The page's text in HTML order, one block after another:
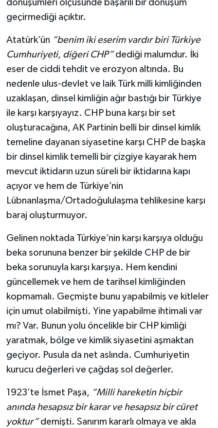
dönüşümleri ölçüsünde başarılı bir dönüşüm
geçirmediği açıktır.
Atatürk’ün “benim iki eserim vardır biri Türkiye
Cumhuriyeti, diğeri CHP” dediği malumdur. İki
eser de ciddi tehdit ve erozyon altında. Bu
nedenle ulus-devlet ve laik Türk milli kimliğinden
uzaklaşan, dinsel kimliğin ağır bastığı bir Türkiye
ile karşı karşıyayız. CHP buna karşı bir set
oluşturacağına, AK Partinin belli bir dinsel kimlik
temeline dayanan siyasetine karşı CHP de başka
bir dinsel kimlik temelli bir çizgiye kayarak hem
mevcut iktidarın uzun süreli bir iktidarına kapı
açıyor ve hem de Türkiye’nin
Lübnanlaşma/Ortadoğululaşma tehlikesine karşı
baraj oluşturmuyor.
Gelinen noktada Türkiye’nin karşı karşıya olduğu
beka sorununa benzer bir şekilde CHP de bir
beka sorunuyla karşı karşıya. Hem kendini
güncellemek ve hem de tarihsel kimliğinden
kopmamalı. Geçmişte bunu yapabilmiş ve kitleler
için umut olabilmişti. Yine yapabilme ihtimali var
mı? Var. Bunun yolu öncelikle bir CHP kimliği
yaratmak, bölge ve kimlik siyasetini aşmaktan
geçiyor. Pusula da net aslında. Cumhuriyetin
kurucu değerleri ve çağdaş sol değerler.
1923’te İsmet Paşa, “Milli hareketin hiçbir
anında hesapsız bir karar ve hesapsız bir cüret
yoktur”demişti. Sanırım kararlı olmaya ve akla